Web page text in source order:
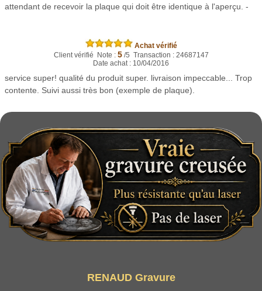
attendant de recevoir la plaque qui doit être identique à l'aperçu. -
Achat vérifié
Client vérifié Note : 5/5 Transaction : 24687147
Date achat : 10/04/2016
service super! qualité du produit super. livraison impeccable... Trop
contente. Suivi aussi très bon (exemple de plaque).
RENAUD Gravure